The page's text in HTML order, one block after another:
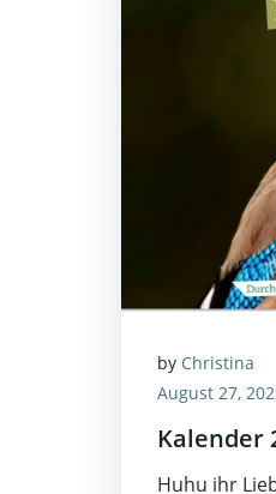
by Christina
August 27,
Kalender
Huhu ihr